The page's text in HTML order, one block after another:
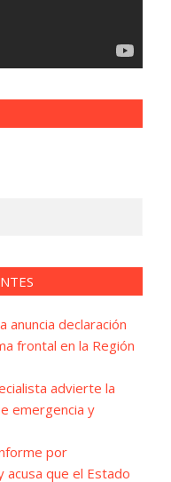
anuncia declaración
frontal en la Región
advierte la
emergencia y
por
acusa que el Estado